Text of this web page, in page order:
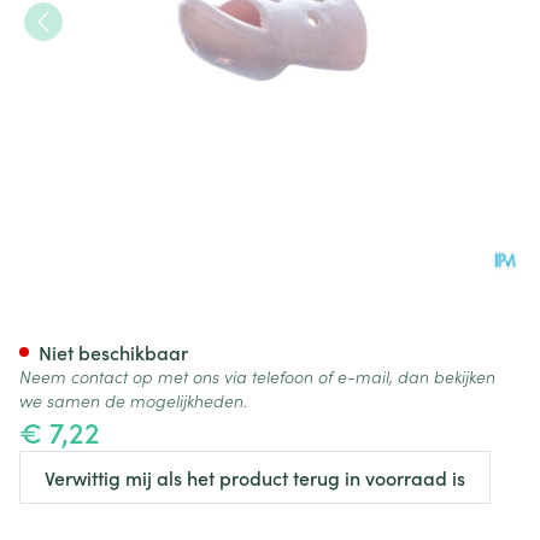
€ 7,22
Verwittig mij als het product terug in voorraad is
Niet beschikbaar
Neem contact op met ons via telefoon of e-mail, dan bekijken
we samen de mogelijkheden.